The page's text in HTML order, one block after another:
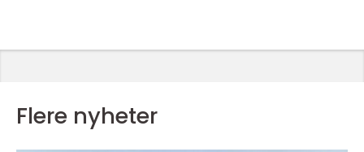
Flere nyheter